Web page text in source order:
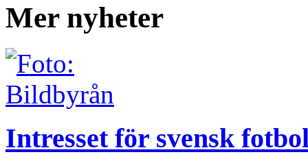
Mer nyheter
Intresset för svensk